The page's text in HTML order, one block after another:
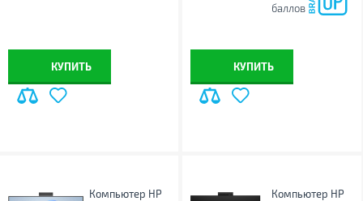
КУПИТЬ
баллов
КУПИТЬ
Компьютер HP
Компьютер HP